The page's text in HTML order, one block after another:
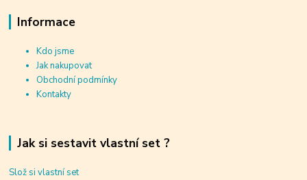
Informace
Kdo jsme
Jak nakupovat
Obchodní podmínky
Kontakty
Jak si sestavit vlastní set ?
Slož si vlastní set